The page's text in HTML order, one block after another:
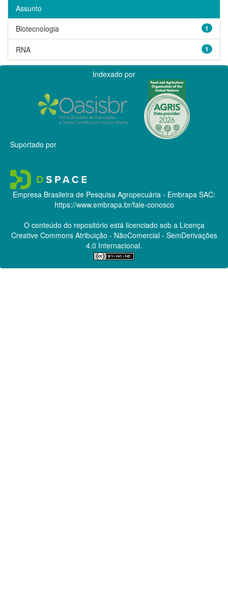
Assunto
1
Biotecnologia
1
RNA
Indexado por
Suportado por
Empresa Brasileira de Pesquisa Agropecuária - Embrapa SAC:
https://www.embrapa.br/fale-conosco
O conteúdo do repositório está licenciado sob a Licença
Creative CommonsAtribuição - NãoComercial - SemDerivações
4.0 Internacional.